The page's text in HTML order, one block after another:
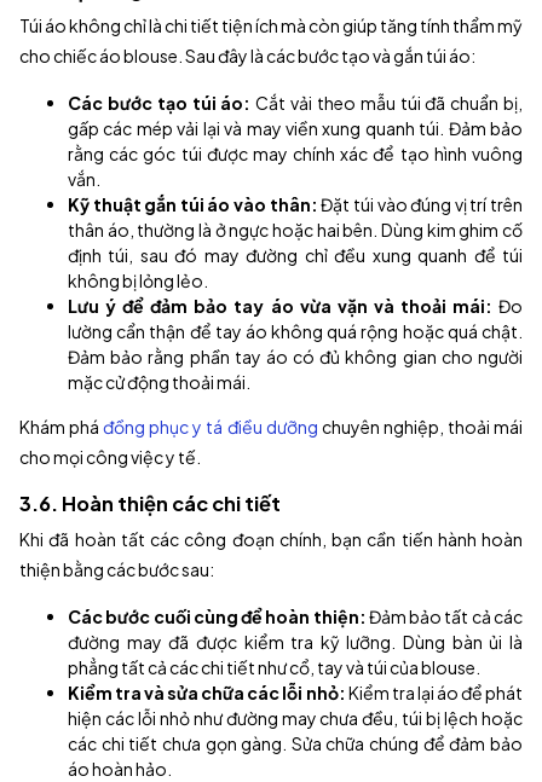
Túi áo không chỉ là chi tiết tiện ích mà còn giúp tăng tính thẩm mỹ
cho chiếc áo blouse. Sau đây là các bước tạo và gắn túi áo:
Các bước tạo túi áo:Cắt vải theo mẫu túi đã chuẩn bị,
gấp các mép vải lại và may viền xung quanh túi. Đảm bảo
rằng các góc túi được may chính xác để tạo hình vuông
vắn.
Kỹ thuật gắn túi áo vào thân: Đặt túi vào đúng vị trí trên
thân áo, thường là ở ngực hoặc hai bên. Dùng kim ghim cố
định túi, sau đó may đường chỉ đều xung quanh để túi
không bị lỏng lẻo.
Lưu ý để đảm bảo tay áo vừa vặn và thoải mái: Đo
lường cẩn thận để tay áo không quá rộng hoặc quá chật.
Đảm bảo rằng phần tay áo có đủ không gian cho người
mặc cử động thoải mái.
Khám pháđồng phục y tá điều dưỡng chuyên nghiệp, thoải mái
cho mọi công việc y tế.
3.6. Hoàn thiện các chi tiết
Khi đã hoàn tất các công đoạn chính, bạn cần tiến hành hoàn
thiện bằng các bước sau:
Các bước cuối cùng để hoàn thiện: Đảm bảo tất cả các
đường may đã được kiểm tra kỹ lưỡng. Dùng bàn ủi là
phẳng tất cả các chi tiết như cổ, tay và túi của blouse.
Kiểm tra và sửa chữa các lỗi nhỏ: Kiểm tra lại áo để phát
hiện các lỗi nhỏ như đường may chưa đều, túi bị lệch hoặc
các chi tiết chưa gọn gàng. Sửa chữa chúng để đảm bảo
áo hoàn hảo.